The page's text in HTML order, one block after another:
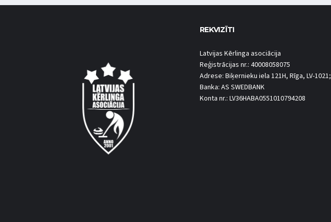
REKVIZĪTI
Latvijas Kērlinga asociācija
Reģistrācijas nr.: 40008058075
Adrese: Biķernieku iela 121H, Rīga, LV-1021;
Banka: AS SWEDBANK
Konta nr.: LV36HABA0551010794208